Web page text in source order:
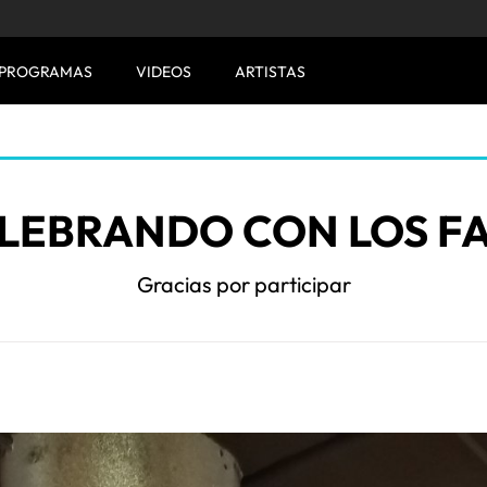
VIDEOS ARTISTAS
CON LOS
Gracias por participar